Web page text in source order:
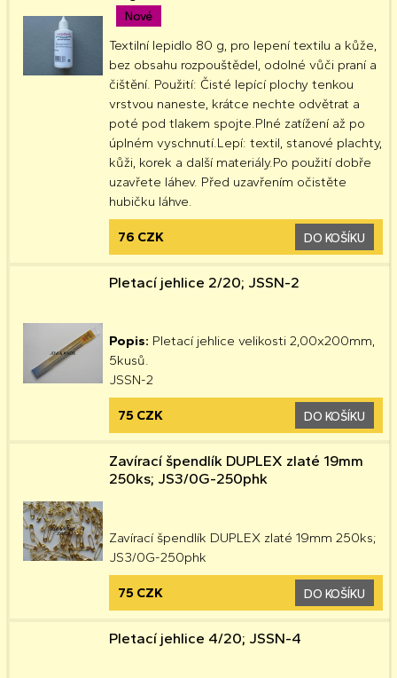
Nové
Textilní lepidlo 80 g, pro lepení textilu a kůže,
bez obsahu rozpouštědel, odolné vůči praní a
čištění. Použití: Čisté lepící plochy tenkou
vrstvou naneste, krátce nechte odvětrat a
poté pod tlakem spojte.Plné zatížení až po
úplném vyschnutí.Lepí: textil, stanové plachty,
kůži, korek a další materiály.Po použití dobře
uzavřete láhev. Před uzavřením očistěte
hubičku láhve.
76 CZK DO KOŠÍKU
Pletací jehlice 2/20; JSSN-2
Popis: Pletací jehlice velikosti 2,00x200mm,
5kusů.
JSSN-2
75 CZK DO KOŠÍKU
Zavírací špendlík DUPLEX zlaté 19mm
250ks; JS3/0G-250phk
Zavírací špendlík DUPLEX zlaté 19mm 250ks;
JS3/0G-250phk
75 CZK DO KOŠÍKU
Pletací jehlice 4/20; JSSN-4